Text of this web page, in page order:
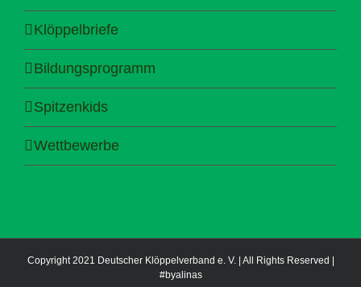
Klöppelbriefe
Bildungsprogramm
Spitzenkids
Wettbewerbe
Copyright 2021 Deutscher Klöppelverband e. V. | All Rights Reserved |
#byalinas